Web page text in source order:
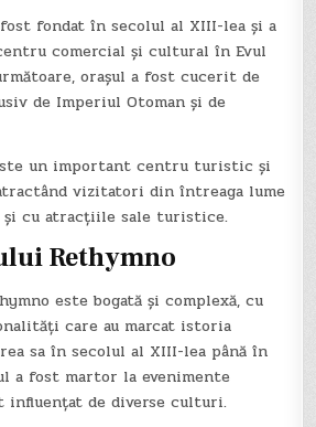
fondat în secolul al XIII-lea și a
comercial și cultural în Evul
orașul a fost cucerit de
de Imperiul Otoman și de
un important centru turistic și
vizitatori din întreaga lume
și cu atracțiile sale turistice.
Rethymno
este bogată și complexă, cu
care au marcat istoria
sa în secolul al XIII-lea până în
a fost martor la evenimente
influențat de diverse culturi.